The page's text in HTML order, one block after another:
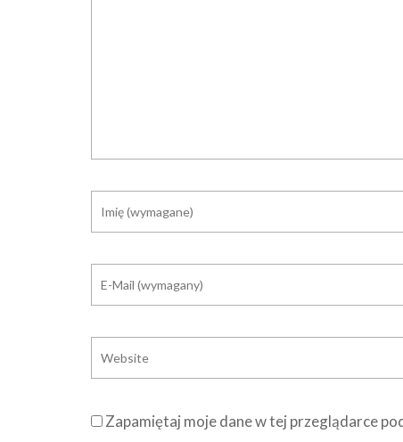
Zapamiętaj moje dane w tej przeglądarce